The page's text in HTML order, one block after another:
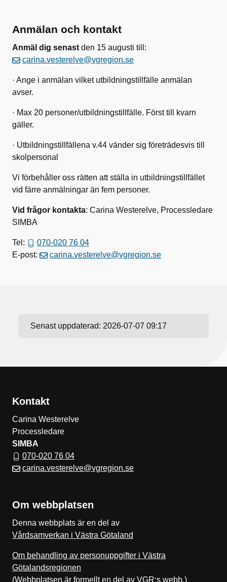
Anmälan och kontakt
Anmäl dig senast den 15 augusti till:
carina.vesterelve@vgregion.se
· Ange i anmälan vilket utbildningstillfälle anmälan
avser.
· Max 20 personer/utbildningstillfälle. Först till kvarn
gäller.
· Utbildningstillfällena v.44 vänder sig företrädesvis till
skolpersonal
Vi förbehåller oss rätten att ställa in utbildningstillfället
vid färre anmälningar än fem personer.
Vid frågor kontakta: Carina Westerelve, Processledare
SIMBA
Tel:
070-020 76 04
E-post:
carina.vesterelve@vgregion.se
Senast uppdaterad: 2026-07-07 09:17
Kontakt
Carina Westerelve
Processledare
SIMBA
070-020 76 04
carina.vesterelve@vgregion.se
Om webbplatsen
Denna webbplats är en del av
Vårdsamverkan i Västra Götaland
Om behandling av personuppgifter i Västra
Götalandsregionen
(Webbplatsen är formellt en del av VGR:s webb.)